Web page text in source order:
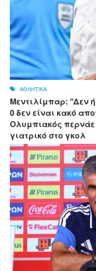
ΑΘΛΗΤΙΚΑ
Μεντιλίμπαρ: “Δεν
0 δεν είναι κακό
Ολυμπιακός
γιατρικό στο γκολ